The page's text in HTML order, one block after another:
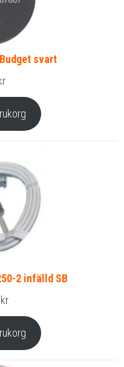
svart
2 infälld SB
kr